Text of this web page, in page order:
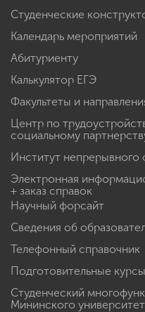
Студенческие
Календарь мероприятий
Абитуриенту
Калькулятор ЕГЭ
Факультеты и
Центр по
социальному
Институт непрерывного
Электронная
+ заказ справок
Научный форсайт
Сведения об
Телефонный справочник
Подготовительные
Студенческий
Мининского